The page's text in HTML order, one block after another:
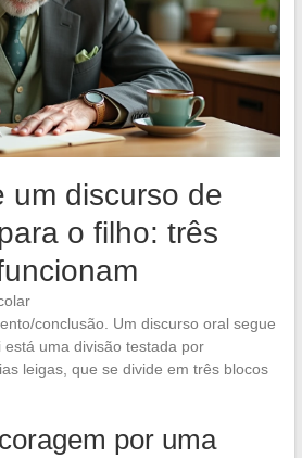
um discurso de
o filho: três
conclusão. Um discurso oral segue
uma divisão testada por
leigas, que se divide em três blocos
por uma